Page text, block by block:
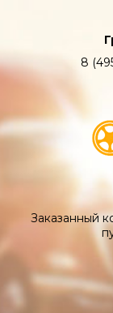
8
Заказанный